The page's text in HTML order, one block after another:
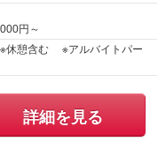
円～
休憩含む ※アルバイトパー
詳細を見る